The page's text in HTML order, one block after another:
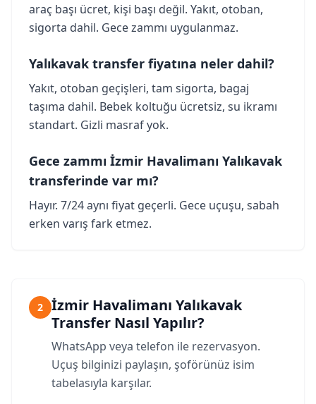
araç başı ücret, kişi başı değil. Yakıt, otoban,
sigorta dahil. Gece zammı uygulanmaz.
Yalıkavak transfer fiyatına neler dahil?
Yakıt, otoban geçişleri, tam sigorta, bagaj
taşıma dahil. Bebek koltuğu ücretsiz, su ikramı
standart. Gizli masraf yok.
Gece zammı İzmir Havalimanı Yalıkavak
transferinde var mı?
Hayır. 7/24 aynı fiyat geçerli. Gece uçuşu, sabah
erken varış fark etmez.
2
İzmir Havalimanı Yalıkavak
Transfer Nasıl Yapılır?
WhatsApp veya telefon ile rezervasyon.
Uçuş bilginizi paylaşın, şoförünüz isim
tabelasıyla karşılar.